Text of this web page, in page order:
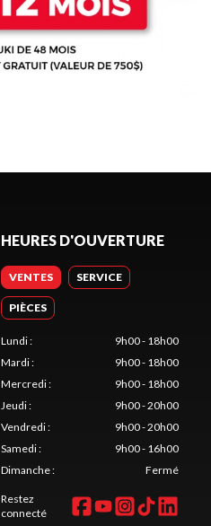
HEURES D'OUVERTURE
VENTES SERVICE
PIÈCES
Lundi:
9h00 - 18h00
Mardi:
9h00 - 18h00
Mercredi:
9h00 - 18h00
Jeudi:
9h00 - 20h00
Vendredi:
9h00 - 20h00
Samedi:
9h00 - 16h00
Dimanche: Fermé
Restez
connecté